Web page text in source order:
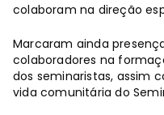
colaboram na direção
Marcaram ainda
colaboradores na
dos seminaristas, assim
vida comunitária do